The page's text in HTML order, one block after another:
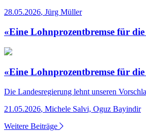
28.05.2026, Jürg Müller
«Eine Lohnprozentbremse für
«Eine Lohnprozentbremse für
Die Landesregierung lehnt unseren
21.05.2026, Michele Salvi, Oguz Bayindir
Weitere Beiträge